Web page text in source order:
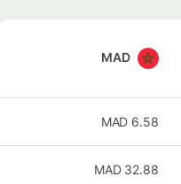
MAD
6.58
MAD
32.88
MAD